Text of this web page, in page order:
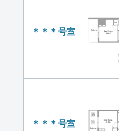
＊＊＊号室
＊＊＊号室